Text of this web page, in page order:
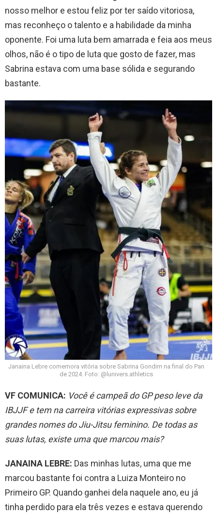
nosso melhor e estou feliz por ter saído vitoriosa,
mas reconheço o talento e a habilidade da minha
oponente. Foi uma luta bem amarrada e feia aos meus
olhos, não é o tipo de luta que gosto de fazer, mas
Sabrina estava com uma base sólida e segurando
bastante.
Janaina Lebre comemora vitória sobre Sabrina Gondim na final do Pan
de 2024. Foto: @lunivers.athletics
VF COMUNICA: Você é campeã do GP peso leve da
IBJJF e tem na carreira vitórias expressivas sobre
grandes nomes do Jiu-Jitsu feminino. De todas as
suas lutas, existe uma que marcou mais?
JANAINA LEBRE: Das minhas lutas, uma que me
marcou bastante foi contra a Luiza Monteiro no
Primeiro GP. Quando ganhei dela naquele ano, eu já
tinha perdido para ela três vezes e estava querendo